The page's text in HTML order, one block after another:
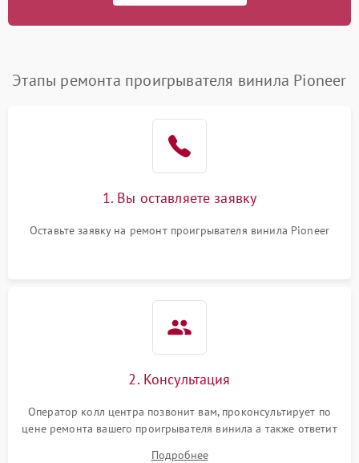
Этапы ремонта проигрывателя винила Pioneer
1. Вы оставляете заявку
Оставьте заявку на ремонт проигрывателя винила Pioneer
2. Консультация
Оператор колл центра позвонит вам, проконсультирует по
цене ремонта вашего проигрывателя винила а также ответит
Подробнее